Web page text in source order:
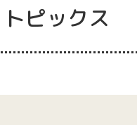
トピックス